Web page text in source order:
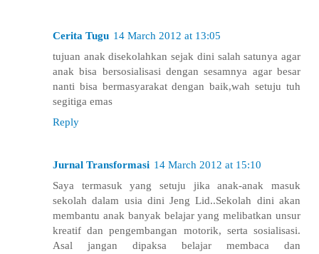
Cerita Tugu 14 March 2012 at 13:05
tujuan anak disekolahkan sejak dini salah satunya agar
anak bisa bersosialisasi dengan sesamnya agar besar
nanti bisa bermasyarakat dengan baik,wah setuju tuh
segitiga emas
Reply
Jurnal Transformasi 14 March 2012 at 15:10
Saya termasuk yang setuju jika anak-anak masuk
sekolah dalam usia dini Jeng Lid..Sekolah dini akan
membantu anak banyak belajar yang melibatkan unsur
kreatif dan pengembangan motorik, serta sosialisasi.
Asal jangan dipaksa belajar membaca dan